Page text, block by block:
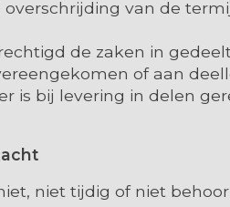
van de
de zaken in
of aan
is bij levering in delen
niet tijdig of niet